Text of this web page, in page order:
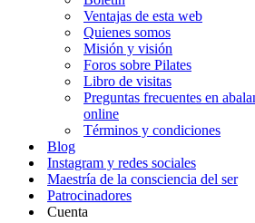
Ventajas de esta web
Quienes somos
Misión y visión
Foros sobre Pilates
Libro de visitas
Preguntas frecuentes en
online
Términos y condiciones
Blog
Instagram y redes sociales
Maestría de la consciencia del ser
Patrocinadores
Cuenta